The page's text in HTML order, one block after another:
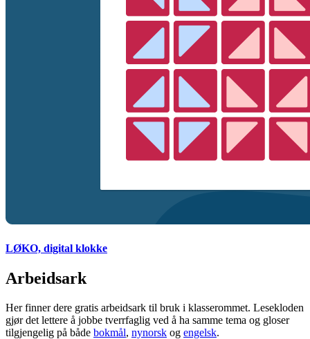
LØKO, digital klokke
Arbeidsark
Her finner dere gratis arbeidsark til bruk i klasserommet. Lesekloden
gjør det lettere å jobbe tverrfaglig ved å ha samme tema og gloser
tilgjengelig på både bokmål, nynorsk og engelsk.